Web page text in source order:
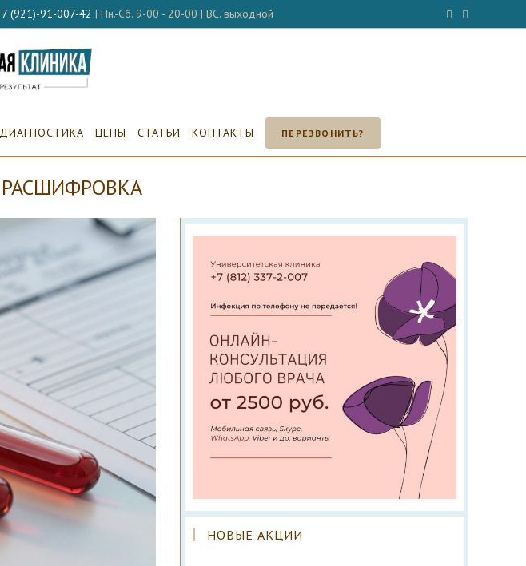
(921)-91-007-42 | Пн.-Сб. 9-00 - 20-00 | ВС. выходной
ДИАГНОСТИКА ЦЕНЫ СТАТЬИ КОНТАКТЫ ПЕРЕЗВОНИТЬ?
НОВЫЕ АКЦИИ